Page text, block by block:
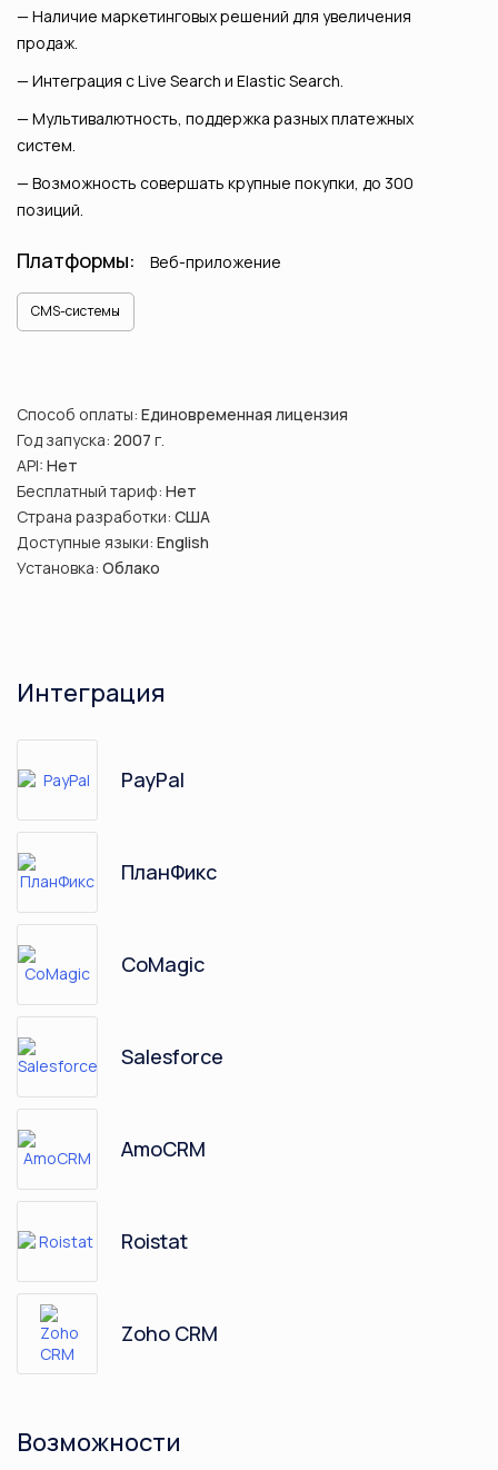
Наличие маркетинговых решений для увеличения
продаж.
Интеграция с Live Search и Elastic Search.
Мультивалютность, поддержка разных платежных
систем.
Возможность совершать крупные покупки, до 300
позиций.
Платформы: Веб-приложение
CMS-системы
Способ оплаты: Единовременная лицензия
Год запуска: 2007 г.
API: Нет
Бесплатный тариф: Нет
Страна разработки: США
Доступные языки: English
Установка: Облако
Интеграция
PayPal
ПланФикс
CoMagic
Salesforce
AmoCRM
Roistat
Zoho CRM
Возможности